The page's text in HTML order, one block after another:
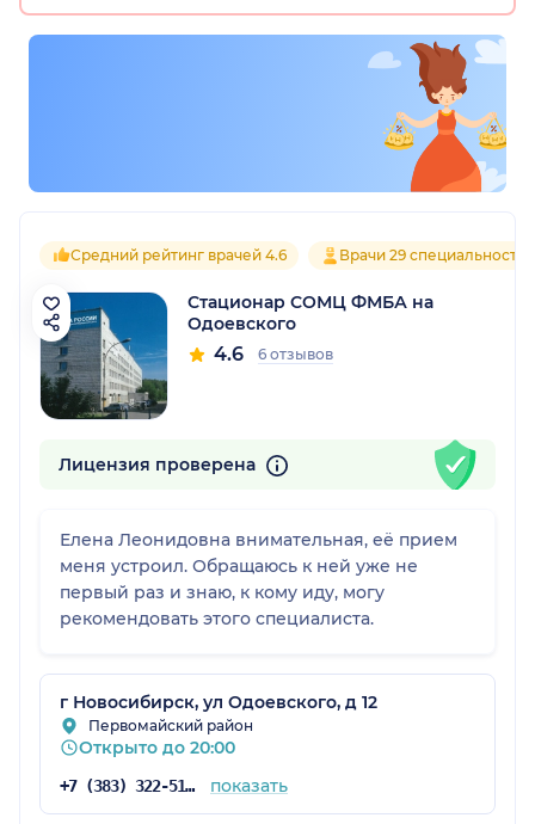
Средний рейтинг врачей 4.6 Врачи 29 специальностей
Стационар СОМЦ ФМБА на
Одоевского
4.6 6 отзывов
Лицензия проверена
Елена Леонидовна внимательная, её прием
меня устроил. Обращаюсь к ней уже не
первый раз и знаю, к кому иду, могу
рекомендовать этого специалиста.
г Новосибирск, ул Одоевского, д 12
Первомайский район
Открыто до 20:00
+7 (383) 322-51-13 показать